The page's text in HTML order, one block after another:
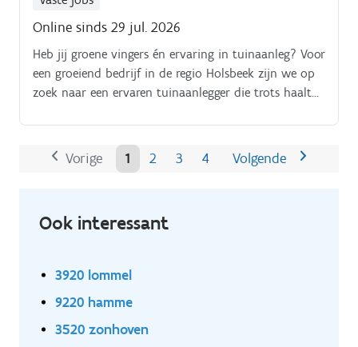
Online sinds 29 jul. 2026
Heb jij groene vingers én ervaring in tuinaanleg? Voor
een groeiend bedrijf in de regio Holsbeek zijn we op
zoek naar een ervaren tuinaanlegger die trots haalt
Vorige 1 2 3 4 Volgende
Ook interessant
3920 lommel
9220 hamme
3520 zonhoven